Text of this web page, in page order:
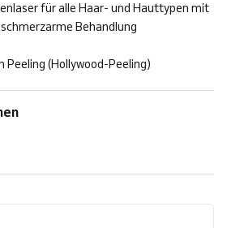
für alle Haar- und Hauttypen mit
Behandlung
Peeling (Hollywood-Peeling)